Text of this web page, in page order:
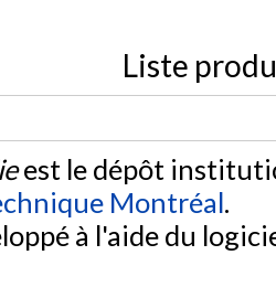
Liste
est le dépôt
Montréal.
à l'aide du